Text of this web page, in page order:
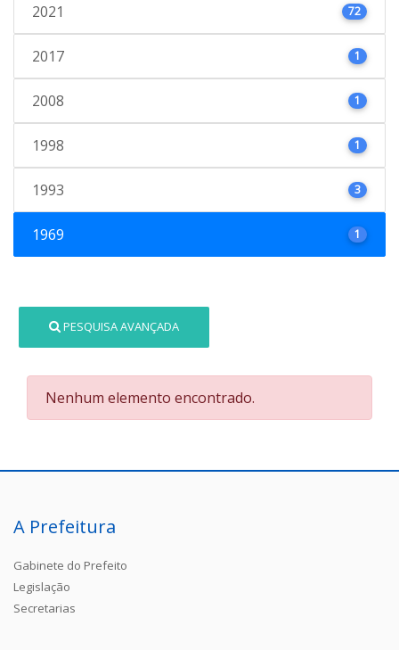
2021 72
2017 1
2008 1
1998 1
1993 3
1969 1
PESQUISA AVANÇADA
Nenhum elemento encontrado.
A Prefeitura
Gabinete do Prefeito
Legislação
Secretarias